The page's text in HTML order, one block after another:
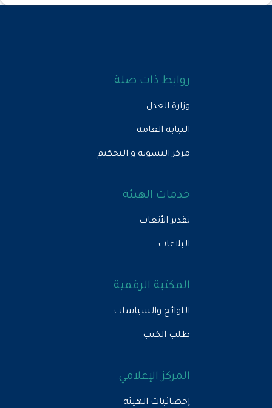
روابط ذات صلة
وزارة العدل
النيابة العامة
مركز التسوية و التحكيم
خدمات الهيئة
تقدير الأتعاب
البلاغات
المكتبة الرقمية
اللوائح والسياسات
طلب الكتب
المركز الإعلامي
إحصائيات الهيئة